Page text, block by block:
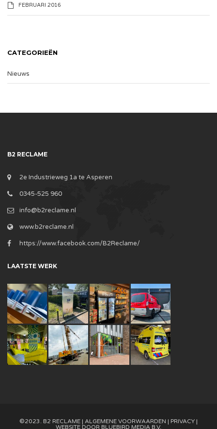
FEBRUARI 2016
CATEGORIEËN
Nieuws
B2 RECLAME
2e Industrieweg 1a te Asperen
0345-525 960
info@b2reclame.nl
www.b2reclame.nl
https://www.facebook.com/B2Reclame/
LAATSTE WERK
©2023. B2 RECLAME | ALGEMENE VOORWAARDEN | PRIVACY |
WEBSITE DOOR BLUEBIRD MEDIA B.V.